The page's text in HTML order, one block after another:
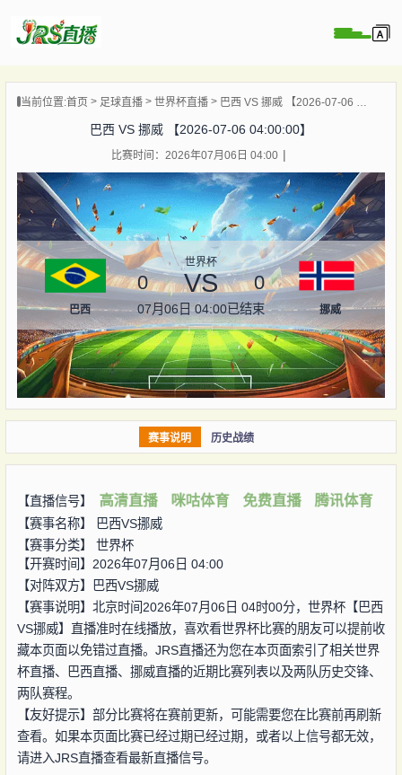
播
像
讯
直播
当前位置:首页 足球直播 世界杯直播 巴西 VS 挪威 【2026-07-06 04:00:00】
巴西 VS 挪威 【2026-07-06 04:00:00】
比赛时间：2026年07月06日 04:00
巴西
世界杯
0 VS 0
07月06日 04:00已结束 挪威
赛事说明 历史战绩
【直播信号】 高清直播 咪咕体育 免费直播 腾讯体育
【赛事名称】
巴西VS挪威
【赛事分类】 世界杯
【开赛时间】2026年07月06日 04:00
【对阵双方】
巴西VS挪威
【赛事说明】北京时间2026年07月06日 04时00分，世界杯【巴西
VS挪威】直播准时在线播放，喜欢看世界杯比赛的朋友可以提前收
藏本页面以免错过直播。JRS直播还为您在本页面索引了相关世界
杯直播、巴西直播、挪威直播的近期比赛列表以及两队历史交锋、
两队赛程。
【友好提示】部分比赛将在赛前更新，可能需要您在比赛前再刷新
查看。如果本页面比赛已经过期已经过期，或者以上信号都无效，
请进入JRS直播查看最新直播信号。